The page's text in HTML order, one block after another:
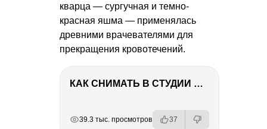
кварца — сургучная и темно-
красная яшма — применялась
древними врачевателями для
прекращения кровотечений.
КАК СНИМАТЬ В СТУДИИ СО ВСПЫШКАМИ
39.3 тыс. просмотров 37